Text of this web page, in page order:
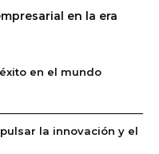
en la era
en el mundo
la innovación y el